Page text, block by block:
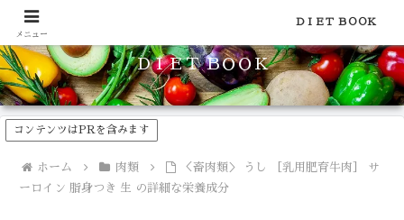
食品のカロリーや糖質などの栄養素がわかる！健康やダイエットに
ＤＩＥＴ ＢＯＯＫ
コンテンツはPRを含みます
ホーム 肉類
＜畜肉類＞ うし ［乳用肥育牛肉］ サ
ーロイン 脂身つき 生 の詳細な栄養成分
メニュー
ＤＩＥＴ ＢＯＯＫ